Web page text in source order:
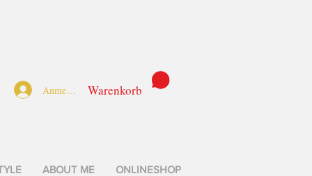
Anmelden Warenkorb
ABOUT ME ONLINESHOP